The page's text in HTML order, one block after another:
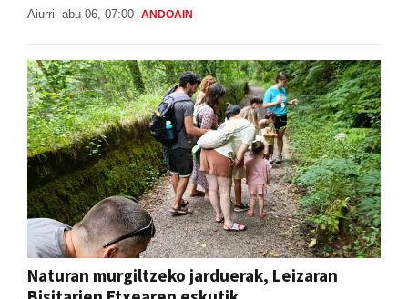
Aiurri abu 06, 07:00 ANDOAIN
Naturan murgiltzeko jarduerak, Leizaran